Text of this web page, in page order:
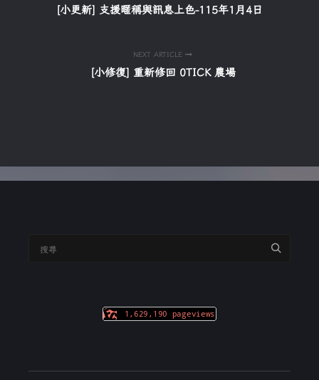
[小更新] 支援暱稱與訊息上色-115年1月4日
NEXT ARTICLE
[小修復] 重新修回 0TICK 農場